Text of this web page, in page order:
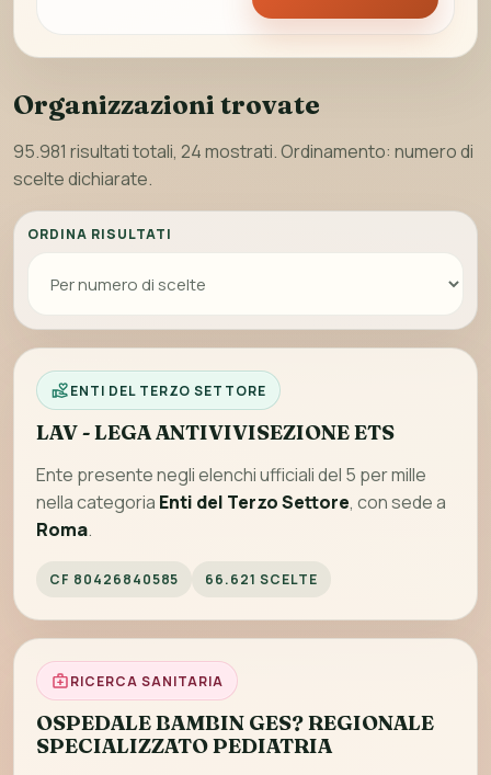
Organizzazioni trovate
95.981 risultati totali, 24 mostrati. Ordinamento: numero di
scelte dichiarate.
ORDINA RISULTATI
ENTI DEL TERZO SETTORE
LAV - LEGA ANTIVIVISEZIONE ETS
Ente presente negli elenchi ufficiali del 5 per mille
nella categoria Enti del Terzo Settore, con sede a
Roma.
CF 80426840585 66.621 SCELTE
RICERCA SANITARIA
OSPEDALE BAMBIN GES? REGIONALE
SPECIALIZZATO PEDIATRIA